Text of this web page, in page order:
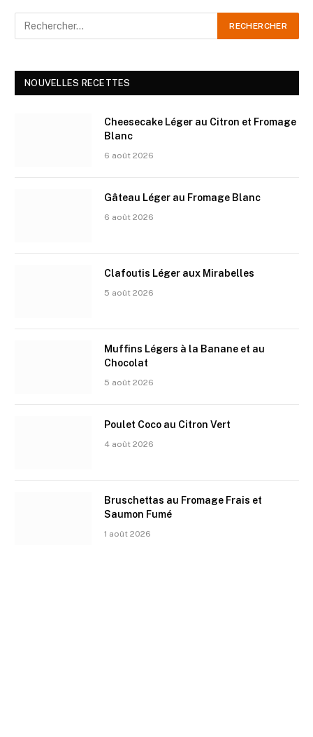
NOUVELLES RECETTES
Cheesecake Léger au Citron et Fromage
Blanc
6 août 2026
Gâteau Léger au Fromage Blanc
6 août 2026
Clafoutis Léger aux Mirabelles
5 août 2026
Muffins Légers à la Banane et au
Chocolat
5 août 2026
Poulet Coco au Citron Vert
4 août 2026
Bruschettas au Fromage Frais et
Saumon Fumé
1 août 2026